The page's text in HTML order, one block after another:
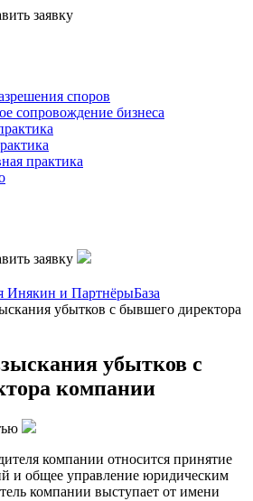
заявку
споров
сопровождение бизнеса
практика
заявку
Инякин и ПартнёрыБаза
убытков с бывшего директора
убытков с
компании
компании относится принятие
и общее управление юридическим
компании выступает от имени